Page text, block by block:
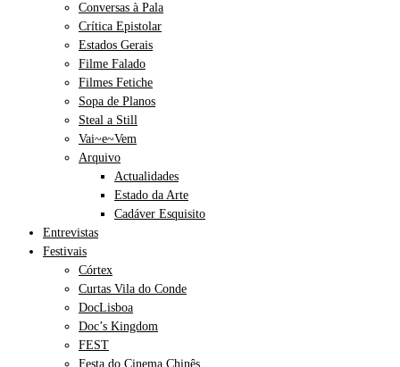
Conversas à Pala
Crítica Epistolar
Estados Gerais
Filme Falado
Filmes Fetiche
Sopa de Planos
Steal a Still
Vai~e~Vem
Arquivo
Actualidades
Estado da Arte
Cadáver Esquisito
Entrevistas
Festivais
Córtex
Curtas Vila do Conde
DocLisboa
Doc’s Kingdom
FEST
Festa do Cinema Chinês